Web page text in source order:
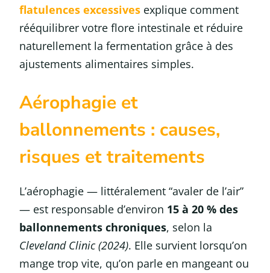
flatulences excessives explique comment
rééquilibrer votre flore intestinale et réduire
naturellement la fermentation grâce à des
ajustements alimentaires simples.
Aérophagie et
ballonnements : causes,
risques et traitements
L’aérophagie — littéralement “avaler de l’air”
— est responsable d’environ 15 à 20 % des
ballonnements chroniques, selon la
Cleveland Clinic (2024). Elle survient lorsqu’on
mange trop vite, qu’on parle en mangeant ou